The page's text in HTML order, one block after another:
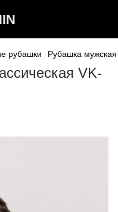
рубашки Рубашка мужская
VK-